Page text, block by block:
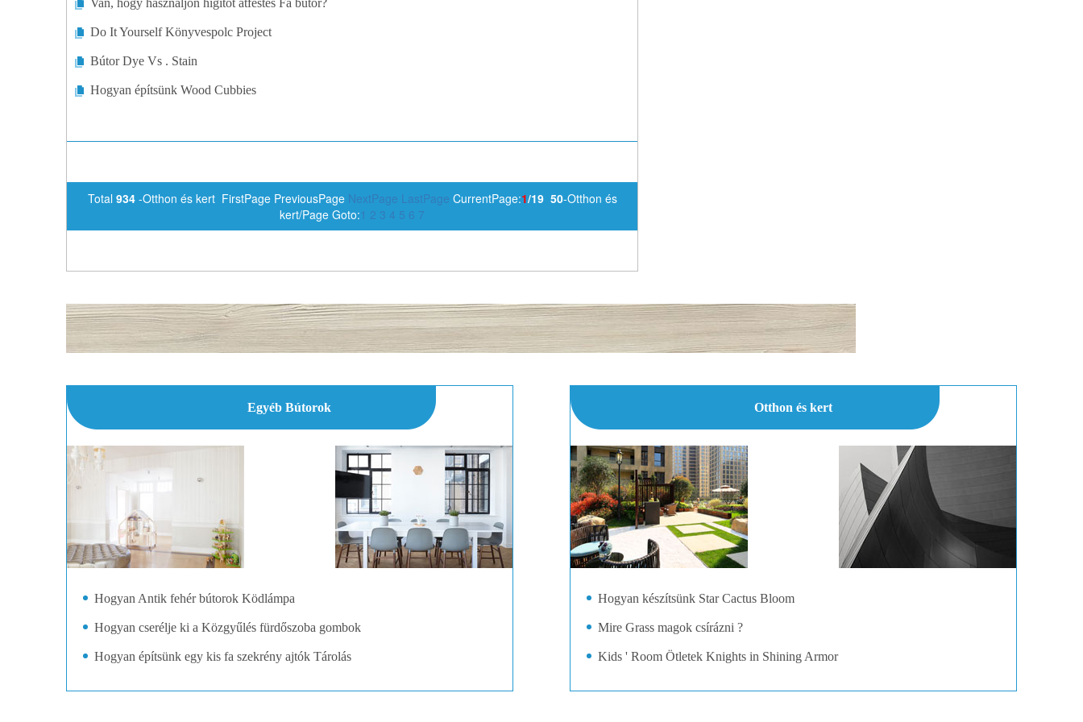
Van, hogy használjon hígítót átfestés Fa bútor?
Do It Yourself Könyvespolc Project
Bútor Dye Vs . Stain
Hogyan építsünk Wood Cubbies
Total 934-Otthon és kert FirstPage PreviousPage NextPage LastPage CurrentPage:1/19 50-Otthon és
kert/Page Goto:1 2 3 4 5 6 7
Egyéb Bútorok
Hogyan Antik fehér bútorok Ködlámpa
Hogyan cserélje ki a Közgyűlés fürdőszoba gombok
Hogyan építsünk egy kis fa szekrény ajtók Tárolás
Otthon és kert
Hogyan készítsünk Star Cactus Bloom
Mire Grass magok csírázni ?
Kids ' Room Ötletek Knights in Shining Armor